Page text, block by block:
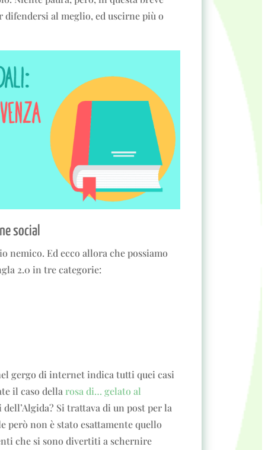
al meglio, ed uscirne più o
social
nemico. Ed ecco allora che possiamo
2.0 in tre categorie:
gergo di internet indica tutti quei casi
il caso della rosa di… gelato al
Si trattava di un post per la
però non è stato esattamente quello
che si sono divertiti a schernire